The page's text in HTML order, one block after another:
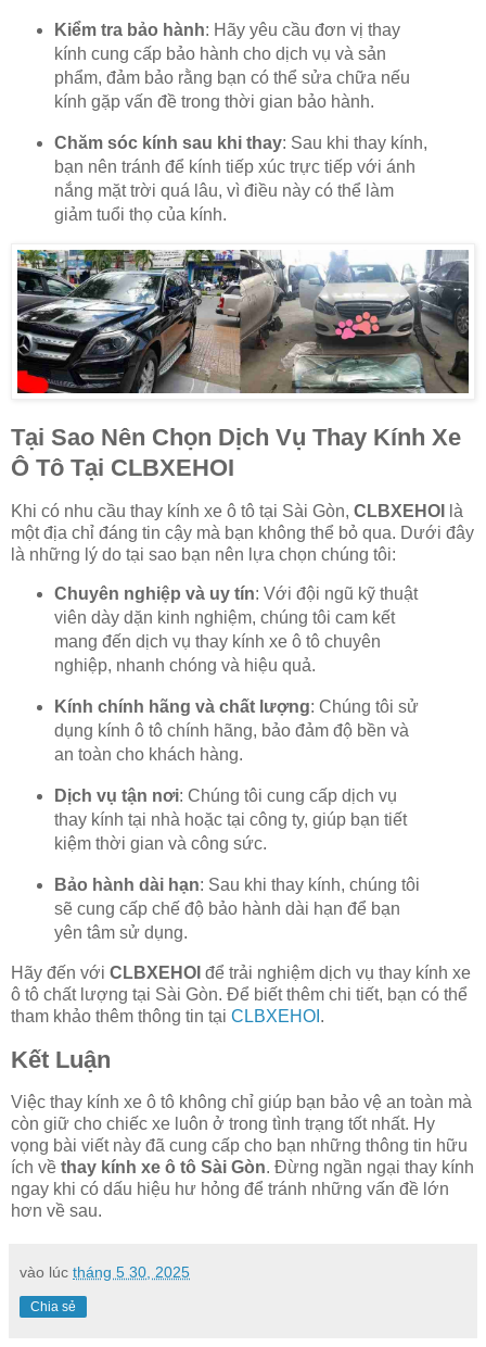
Kiểm tra bảo hành: Hãy yêu cầu đơn vị thay
kính cung cấp bảo hành cho dịch vụ và sản
phẩm, đảm bảo rằng bạn có thể sửa chữa nếu
kính gặp vấn đề trong thời gian bảo hành.
Chăm sóc kính sau khi thay: Sau khi thay kính,
bạn nên tránh để kính tiếp xúc trực tiếp với ánh
nắng mặt trời quá lâu, vì điều này có thể làm
giảm tuổi thọ của kính.
Tại Sao Nên Chọn Dịch Vụ Thay Kính Xe
Ô Tô Tại CLBXEHOI
Khi có nhu cầu thay kính xe ô tô tại Sài Gòn, CLBXEHOI
là
một địa chỉ đáng tin cậy mà bạn không thể bỏ qua. Dưới đây
là những lý do tại sao bạn nên lựa chọn chúng tôi:
Chuyên nghiệp và uy tín: Với đội ngũ kỹ thuật
viên dày dặn kinh nghiệm, chúng tôi cam kết
mang đến dịch vụ thay kính xe ô tô chuyên
nghiệp, nhanh chóng và hiệu quả.
Kính chính hãng và chất lượng: Chúng tôi sử
dụng kính ô tô chính hãng, bảo đảm độ bền và
an toàn cho khách hàng.
Dịch vụ tận nơi: Chúng tôi cung cấp dịch vụ
thay kính tại nhà hoặc tại công ty, giúp bạn tiết
kiệm thời gian và công sức.
Bảo hành dài hạn: Sau khi thay kính, chúng tôi
sẽ cung cấp chế độ bảo hành dài hạn để bạn
yên tâm sử dụng.
Hãy đến với CLBXEHOI để trải nghiệm dịch vụ thay kính xe
ô tô chất lượng tại Sài Gòn. Để biết thêm chi tiết, bạn có thể
tham khảo thêm thông tin tại CLBXEHOI .
Kết Luận
Việc thay kính xe ô tô không chỉ giúp bạn bảo vệ an toàn mà
còn giữ cho chiếc xe luôn ở trong tình trạng tốt nhất. Hy
vọng bài viết này đã cung cấp cho bạn những thông tin hữu
ích về thay kính xe ô tô Sài Gòn. Đừng ngần ngại thay kính
ngay khi có dấu hiệu hư hỏng để tránh những vấn đề lớn
hơn về sau.
vào lúc tháng 5 30, 2025
Chia sẻ